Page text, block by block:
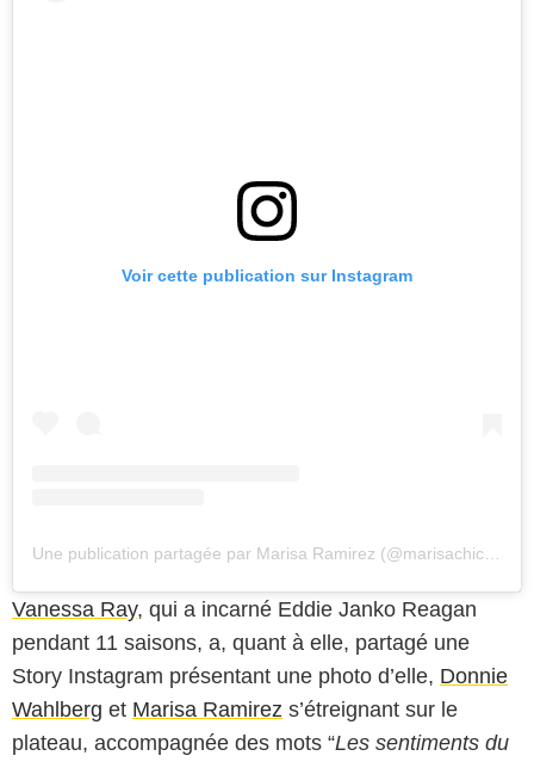
Voir cette publication sur Instagram
Vanessa Ray, qui a incarné Eddie Janko Reagan
pendant 11 saisons, a, quant à elle, partagé une
Story Instagram présentant une photo d’elle, Donnie
Wahlberg et Marisa Ramirez s’étreignant sur le
plateau, accompagnée des mots “Les sentiments du